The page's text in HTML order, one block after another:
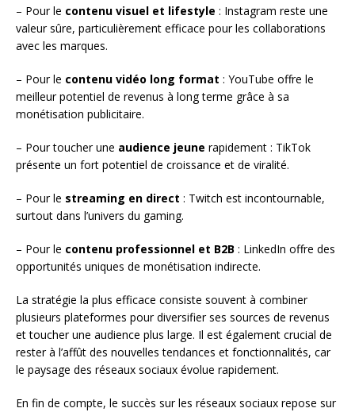
– Pour le contenu visuel et lifestyle : Instagram reste une
valeur sûre, particulièrement efficace pour les collaborations
avec les marques.
– Pour le contenu vidéo long format : YouTube offre le
meilleur potentiel de revenus à long terme grâce à sa
monétisation publicitaire.
– Pour toucher une audience jeune rapidement : TikTok
présente un fort potentiel de croissance et de viralité.
– Pour le streaming en direct : Twitch est incontournable,
surtout dans l’univers du gaming.
– Pour le contenu professionnel et B2B : LinkedIn offre des
opportunités uniques de monétisation indirecte.
La stratégie la plus efficace consiste souvent à combiner
plusieurs plateformes pour diversifier ses sources de revenus
et toucher une audience plus large. Il est également crucial de
rester à l’affût des nouvelles tendances et fonctionnalités, car
le paysage des réseaux sociaux évolue rapidement.
En fin de compte, le succès sur les réseaux sociaux repose sur